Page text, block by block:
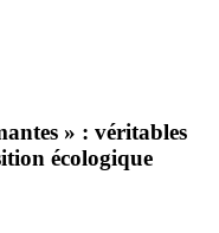
» : véritables
écologique